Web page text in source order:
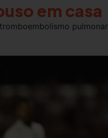
em casa
pulmonar